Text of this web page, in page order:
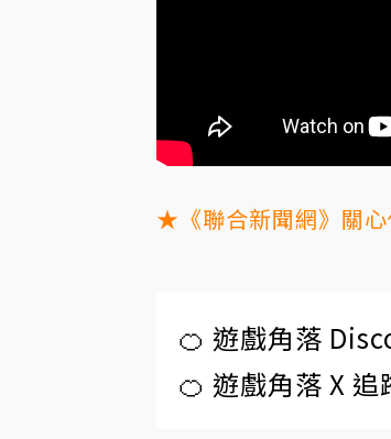
★《聯合新聞網》關
🍊 遊戲角落
🍊 遊戲角落 X 追